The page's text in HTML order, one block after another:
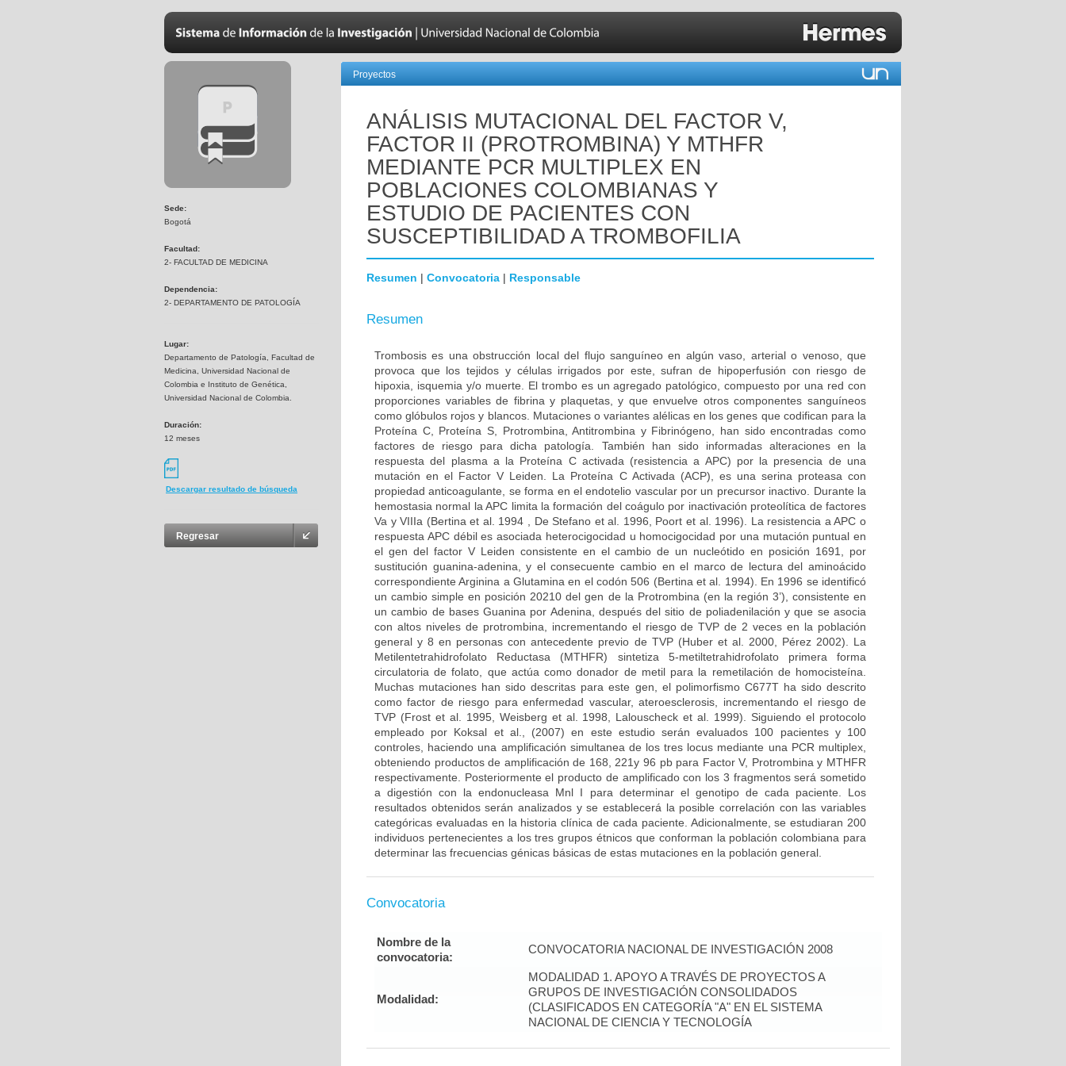
Sede:
Bogotá
Facultad:
2- FACULTAD DE MEDICINA
Dependencia:
2- DEPARTAMENTO DE PATOLOGÍA
Lugar:
Departamento de Patología, Facultad de
Medicina, Universidad Nacional de
Colombia e Instituto de Genética,
Universidad Nacional de Colombia.
Duración:
12 meses
Descargar resultado de búsqueda
Regresar
Proyectos
ANÁLISIS MUTACIONAL DEL FACTOR V,
FACTOR II (PROTROMBINA) Y MTHFR
MEDIANTE PCR MULTIPLEX EN
POBLACIONES COLOMBIANAS Y
ESTUDIO DE PACIENTES CON
SUSCEPTIBILIDAD A TROMBOFILIA
Resumen | Convocatoria | Responsable
Resumen
Trombosis es una obstrucción local del flujo sanguíneo en algún vaso, arterial o venoso, que
provoca que los tejidos y células irrigados por este, sufran de hipoperfusión con riesgo de
hipoxia, isquemia y/o muerte. El trombo es un agregado patológico, compuesto por una red con
proporciones variables de fibrina y plaquetas, y que envuelve otros componentes sanguíneos
como glóbulos rojos y blancos. Mutaciones o variantes alélicas en los genes que codifican para la
Proteína C, Proteína S, Protrombina, Antitrombina y Fibrinógeno, han sido encontradas como
factores de riesgo para dicha patología. También han sido informadas alteraciones en la
respuesta del plasma a la Proteína C activada (resistencia a APC) por la presencia de una
mutación en el Factor V Leiden. La Proteína C Activada (ACP), es una serina proteasa con
propiedad anticoagulante, se forma en el endotelio vascular por un precursor inactivo. Durante la
hemostasia normal la APC limita la formación del coágulo por inactivación proteolítica de factores
Va y VIIIa (Bertina et al. 1994 , De Stefano et al. 1996, Poort et al. 1996). La resistencia a APC o
respuesta APC débil es asociada heterocigocidad u homocigocidad por una mutación puntual en
el gen del factor V Leiden consistente en el cambio de un nucleótido en posición 1691, por
sustitución guanina-adenina, y el consecuente cambio en el marco de lectura del aminoácido
correspondiente Arginina a Glutamina en el codón 506 (Bertina et al. 1994). En 1996 se identificó
un cambio simple en posición 20210 del gen de la Protrombina (en la región 3’), consistente en
un cambio de bases Guanina por Adenina, después del sitio de poliadenilación y que se asocia
con altos niveles de protrombina, incrementando el riesgo de TVP de 2 veces en la población
general y 8 en personas con antecedente previo de TVP (Huber et al. 2000, Pérez 2002). La
Metilentetrahidrofolato Reductasa (MTHFR) sintetiza 5-metiltetrahidrofolato primera forma
circulatoria de folato, que actúa como donador de metil para la remetilación de homocisteína.
Muchas mutaciones han sido descritas para este gen, el polimorfismo C677T ha sido descrito
como factor de riesgo para enfermedad vascular, ateroesclerosis, incrementando el riesgo de
TVP (Frost et al. 1995, Weisberg et al. 1998, Lalouscheck et al. 1999). Siguiendo el protocolo
empleado por Koksal et al., (2007) en este estudio serán evaluados 100 pacientes y 100
controles, haciendo una amplificación simultanea de los tres locus mediante una PCR multiplex,
obteniendo productos de amplificación de 168, 221y 96 pb para Factor V, Protrombina y MTHFR
respectivamente. Posteriormente el producto de amplificado con los 3 fragmentos será sometido
a digestión con la endonucleasa Mnl I para determinar el genotipo de cada paciente. Los
resultados obtenidos serán analizados y se establecerá la posible correlación con las variables
categóricas evaluadas en la historia clínica de cada paciente. Adicionalmente, se estudiaran 200
individuos pertenecientes a los tres grupos étnicos que conforman la población colombiana para
determinar las frecuencias génicas básicas de estas mutaciones en la población general.
Convocatoria
Nombre de la
convocatoria:
CONVOCATORIA NACIONAL DE INVESTIGACIÓN 2008
Modalidad:
MODALIDAD 1. APOYO A TRAVÉS DE PROYECTOS A
GRUPOS DE INVESTIGACIÓN CONSOLIDADOS
(CLASIFICADOS EN CATEGORÍA "A" EN EL SISTEMA
NACIONAL DE CIENCIA Y TECNOLOGÍA